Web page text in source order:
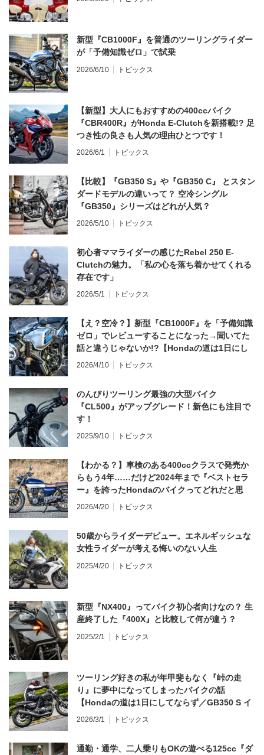
新型『CB1000F』を普通のツーリングライダー
が「予備知識ゼロ」で試乗
2026/6/10 トピックス
【新型】大人にもおすすめの400ccバイク
『CBR400R』がHonda E-Clutchを新搭載!? 足
つき性の良さも人気の理由ひとつです！
2026/6/1 トピックス
【比較】『GB350 S』や『GB350 C』 とスタン
ダードモデルの違いって？ 空冷シングル
『GB350』シリーズはどれが人気？
2026/5/10 トピックス
初心者ママライダーの感じたRebel 250 E-
Clutchの魅力。「私の心を落ち着かせてくれる
存在です」
2026/5/1 トピックス
【え？空冷？】新型『CB1000F』を「予備知識
ゼロ」でレビューすることになった→聞いてた
話と違うじゃないか!?【Hondaの道は1日にし
てならず／CB1000F ①第一印象 編】
2026/4/10 トピックス
のんびりツーリング最強の大型バイク
『CL500』がアップグレード！新色にも注目で
す！
2025/9/10 トピックス
【わかる？】車検のある400ccクラスで発売か
らもう4年……だけど2024年まで『ベストセラ
ー』を誇ったHondaのバイクってどれだと思
う？
2026/4/20 トピックス
50歳からライダーデビュー。エネルギッシュな
女性ライダーが考える悔いのない人生
2025/4/20 トピックス
新型『NX400』ってバイク初心者向けなの？ 生
産終了した『400X』と比較して何が違う？
2025/2/1 トピックス
ツーリング好きの私が年甲斐もなく『峠の走
り』に夢中になってしまったバイクの話
【Hondaの道は1日にしてならず／GB350 S イ
ンプレ・レビュー 前編】
2026/3/1 トピックス
通勤・通学、二人乗りもOKの遊べる125cc『ダ